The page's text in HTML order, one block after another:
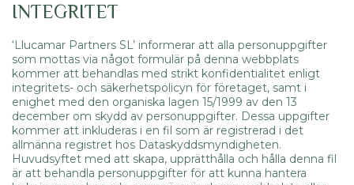
INTEGRITET
‘Llucamar Partners SL’ informerar att alla personuppgifter
som mottas via något formulär på denna webbplats
kommer att behandlas med strikt konfidentialitet enligt
integritets- och säkerhetspolicyn för företaget, samt i
enighet med den organiska lagen 15/1999 av den 13
december om skydd av personuppgifter. Dessa uppgifter
kommer att inkluderas i en fil som är registrerad i det
allmänna registret hos Dataskyddsmyndigheten.
Huvudsyftet med att skapa, upprätthålla och hålla denna fil
är att behandla personuppgifter för att kunna hantera